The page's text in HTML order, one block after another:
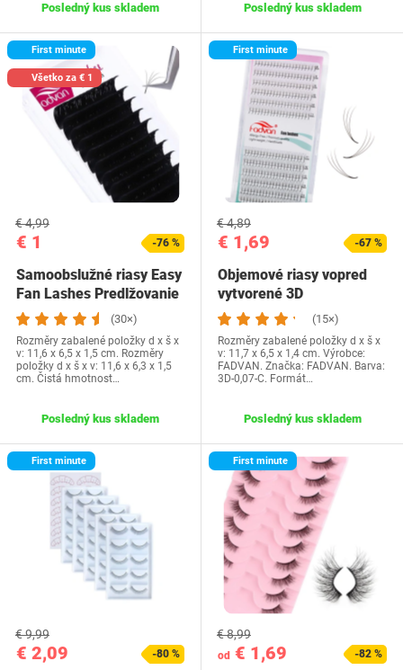
Posledný kus skladem Posledný kus skladem
First minute
Všetko za € 1
€ 1
€ 4,99
-76 %
Samoobslužné riasy Easy
Fan Lashes Predlžovanie
rias C Curl…
(30×)
Rozměry zabalené položky d x š x
v: 11,6 x 6,5 x 1,5 cm. Rozměry
položky d x š x v: 11,6 x 6,3 x 1,5
cm. Čistá hmotnost…
Posledný kus skladem
First minute
€ 1,69
€ 4,89
-67 %
Objemové riasy vopred
vytvorené 3D
predpripravené ruské…
(15×)
Rozměry zabalené položky d x š x
v: 11,7 x 6,5 x 1,4 cm. Výrobce:
FADVAN. Značka: FADVAN. Barva:
3D-0,07-C. Formát…
Posledný kus skladem
First minute
€ 2,09
€ 9,99
-80 %
First minute
od € 1,69
€ 8,99
-82 %